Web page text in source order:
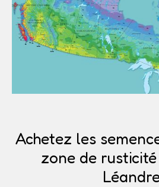
Achetez les
zone de